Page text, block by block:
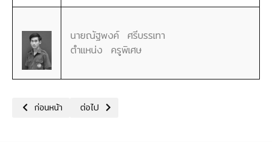
นายณัฐพงค์ ศรีบรรเทา
ตำแหน่ง ครูพิเศษ
เนื้อหาก่อนหน้า: แผนกวิชาเทคนิคพื้นฐาน
ก่อนหน้า เนื้อหาถัดไป: แผนกวิชาสามัญสัมพันธ์
ต่อไป